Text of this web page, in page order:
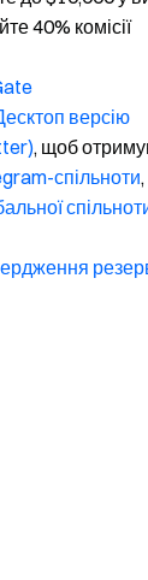
40% комісії
версію
, щоб
спільноти